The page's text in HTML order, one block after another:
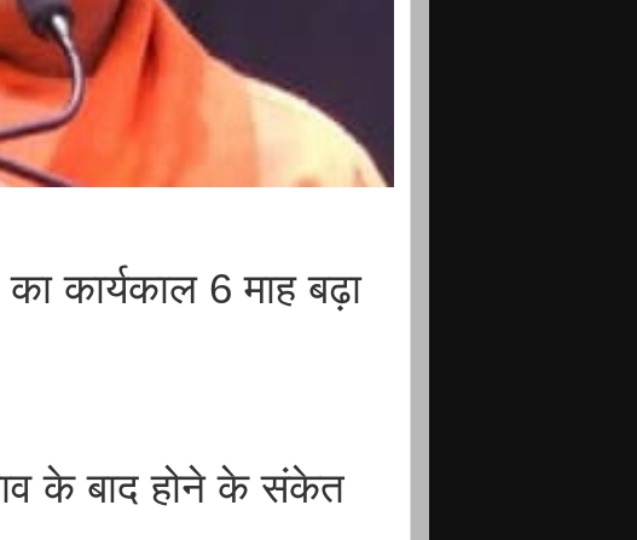
कार्यकाल 6 माह बढ़ा
के बाद होने के संकेत